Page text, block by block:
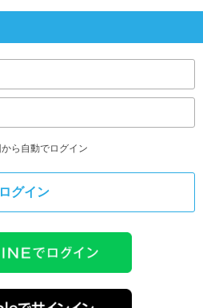
から自動でログイン
ログイン